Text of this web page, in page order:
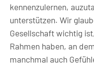
kennenzulernen,
unterstützen. Wir
Gesellschaft wichtig
Rahmen haben, an
manchmal auch